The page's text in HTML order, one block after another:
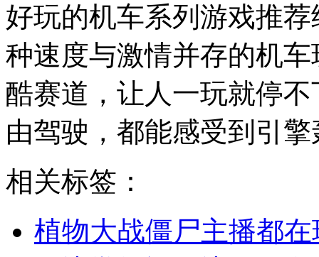
好玩的机车系列游戏推
种速度与激情并存的机
酷赛道，让人一玩就停
由驾驶，都能感受到引
相关标签：
植物大战僵尸主播都